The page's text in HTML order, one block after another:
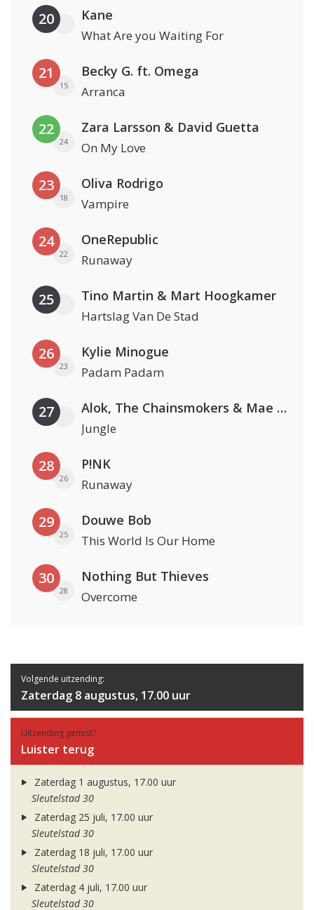
20 Kane
What Are you Waiting For
21
15
Becky G. ft. Omega
Arranca
22
24
Zara Larsson & David Guetta
On My Love
23
18
Oliva Rodrigo
Vampire
24
22
OneRepublic
Runaway
25 Tino Martin & Mart Hoogkamer
Hartslag Van De Stad
26
23
Kylie Minogue
Padam Padam
27 Alok, The Chainsmokers & Mae Stephens
Jungle
28
26
P!NK
Runaway
29
25
Douwe Bob
This World Is Our Home
30
28
Nothing But Thieves
Overcome
Volgende uitzending:
Zaterdag 8 augustus, 17.00 uur
Uitzending gemist?
Luister terug
Zaterdag 1 augustus, 17.00 uur
Sleutelstad 30
Zaterdag 25 juli, 17.00 uur
Sleutelstad 30
Zaterdag 18 juli, 17.00 uur
Sleutelstad 30
Zaterdag 4 juli, 17.00 uur
Sleutelstad 30